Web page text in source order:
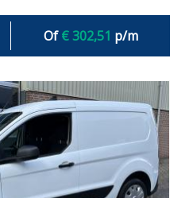
Of€ 302,51 p/m